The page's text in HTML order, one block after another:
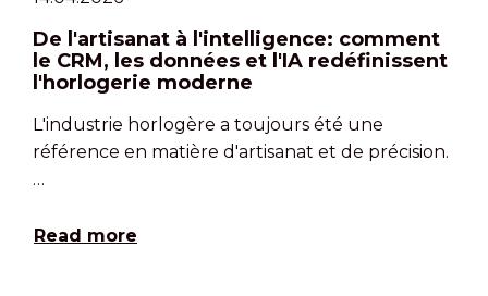
De l'artisanat à l'intelligence: comment
le CRM, les données et l'IA redéfinissent
l'horlogerie moderne
L'industrie horlogère a toujours été une
référence en matière d'artisanat et de précision.
…
Read more